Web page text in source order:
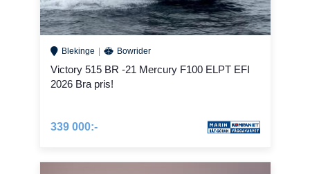
Blekinge Bowrider
Victory 515 BR -21 Mercury F100 ELPT EFI
2026 Bra pris!
339 000:-